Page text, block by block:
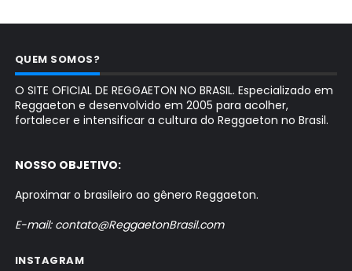
QUEM SOMOS?
O SITE OFICIAL DE REGGAETON NO BRASIL. Especializado em
Reggaeton e desenvolvido em 2005 para acolher,
fortalecer e intensificar a cultura do Reggaeton no Brasil.
NOSSO OBJETIVO:
Aproximar o brasileiro ao gênero Reggaeton.
E-mail: contato@ReggaetonBrasil.com
INSTAGRAM